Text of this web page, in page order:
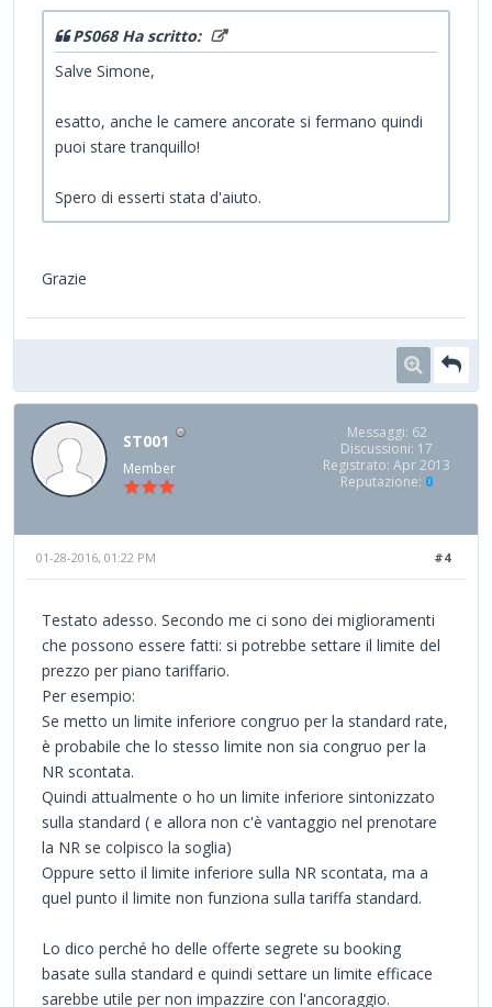
PS068 Ha scritto:
Salve Simone,
esatto, anche le camere ancorate si fermano quindi
puoi stare tranquillo!
Spero di esserti stata d'aiuto.
Grazie
ST001
Member
Messaggi: 62
Discussioni: 17
Registrato: Apr 2013
Reputazione: 0
#4
01-28-2016, 01:22 PM
Testato adesso. Secondo me ci sono dei miglioramenti
che possono essere fatti: si potrebbe settare il limite del
prezzo per piano tariffario.
Per esempio:
Se metto un limite inferiore congruo per la standard rate,
è probabile che lo stesso limite non sia congruo per la
NR scontata.
Quindi attualmente o ho un limite inferiore sintonizzato
sulla standard ( e allora non c'è vantaggio nel prenotare
la NR se colpisco la soglia)
Oppure setto il limite inferiore sulla NR scontata, ma a
quel punto il limite non funziona sulla tariffa standard.
Lo dico perché ho delle offerte segrete su booking
basate sulla standard e quindi settare un limite efficace
sarebbe utile per non impazzire con l'ancoraggio.